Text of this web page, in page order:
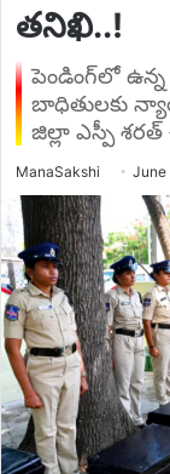
తనిఖి..!
పెండింగ్‌లో ఉన్న
బాధితులకు
జిల్లా ఎస్పీ
ManaSakshi Send
email
June